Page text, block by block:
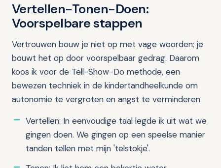
Vertellen-Tonen-Doen:
Voorspelbare stappen
Vertrouwen bouw je niet op met vage woorden; je
bouwt het op door voorspelbaar gedrag. Daarom
koos ik voor de Tell-Show-Do methode, een
bewezen techniek in de kindertandheelkunde om
autonomie te vergroten en angst te verminderen.
Vertellen: In eenvoudige taal legde ik uit wat we
gingen doen. We gingen op een speelse manier
tanden tellen met mijn 'telstokje'.